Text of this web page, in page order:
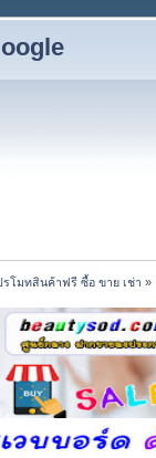
โมทสินค้าฟรี ซื้อ ขาย เช่า »